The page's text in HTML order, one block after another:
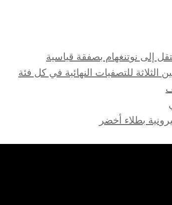
إلى نوتنغهام بصفقة قياسية
بطلاء أخضر